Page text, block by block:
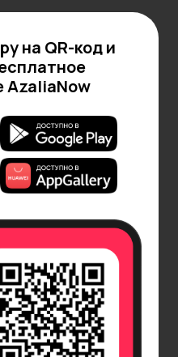
на QR-код и
AzaliaNow